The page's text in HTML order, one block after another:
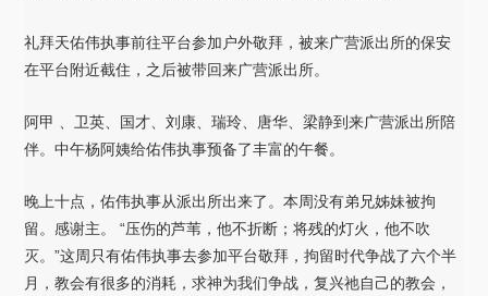
礼拜天佑伟执事前往平台参加户外敬拜，被来广营派出所的保安
在平台附近截住，之后被带回来广营派出所。
阿甲 、卫英、国才、刘康、瑞玲、唐华、梁静到来广营派出所陪
伴。中午杨阿姨给佑伟执事预备了丰富的午餐。
晚上十点，佑伟执事从派出所出来了。本周没有弟兄姊妹被拘
留。感谢主。 “压伤的芦苇，他不折断；将残的灯火，他不吹
灭。”这周只有佑伟执事去参加平台敬拜，拘留时代争战了六个半
月，教会有很多的消耗，求神为我们争战，复兴祂自己的教会，